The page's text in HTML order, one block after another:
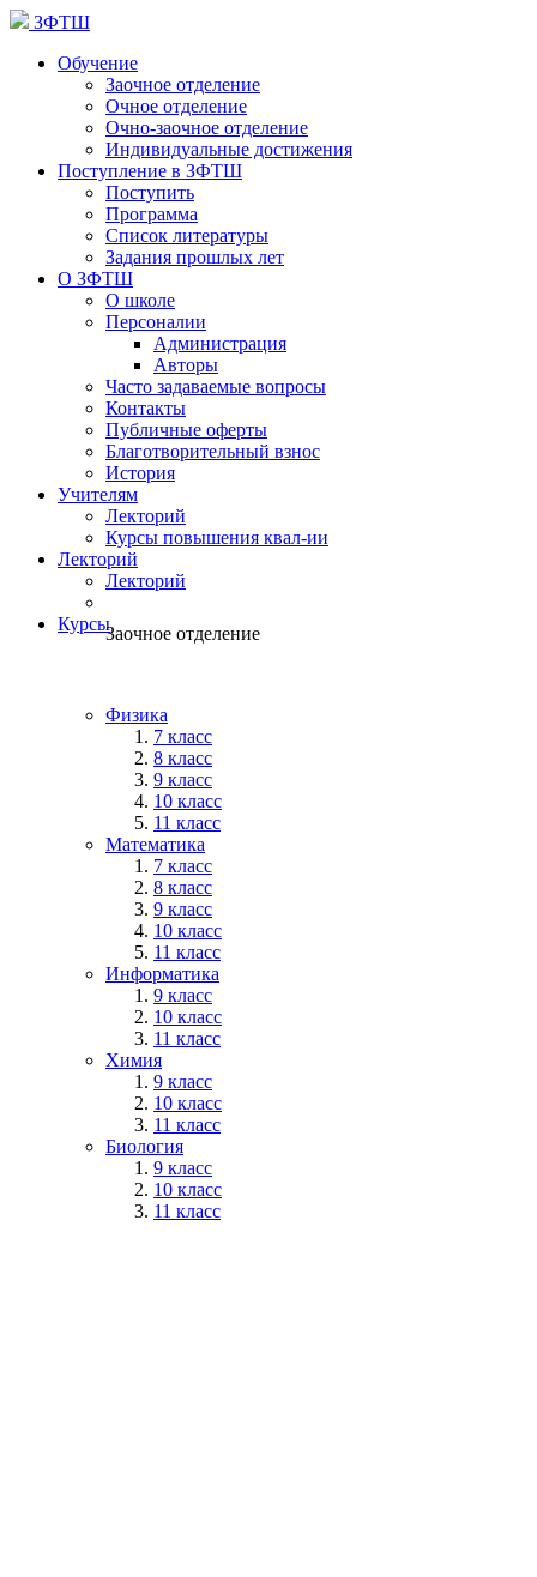
ЗФТШ
Обучение
Заочное отделение
Очное отделение
Очно-заочное отделение
Индивидуальные достижения
Поступление в ЗФТШ
Поступить
Программа
Список литературы
Задания прошлых лет
О ЗФТШ
О школе
Персоналии
Администрация
Авторы
Часто задаваемые вопросы
Контакты
Публичные оферты
Благотворительный взнос
История
Учителям
Лекторий
Курсы повышения квал-ии
Лекторий
Лекторий
КурсыЗаочное отделение
Физика
7 класс
8 класс
9 класс
10 класс
11 класс
Математика
7 класс
8 класс
9 класс
10 класс
11 класс
Информатика
9 класс
10 класс
11 класс
Химия
9 класс
10 класс
11 класс
Биология
9 класс
10 класс
11 класс